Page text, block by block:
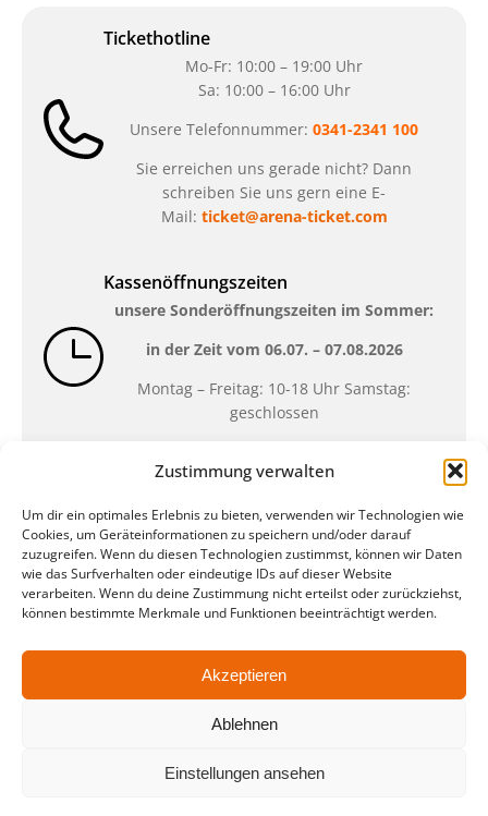
Zustimmung verwalten
Um dir ein optimales Erlebnis zu bieten, verwenden wir Technologien wie
Cookies, um Geräteinformationen zu speichern und/oder darauf
zuzugreifen. Wenn du diesen Technologien zustimmst, können wir Daten
wie das Surfverhalten oder eindeutige IDs auf dieser Website
verarbeiten. Wenn du deine Zustimmung nicht erteilst oder zurückziehst,
können bestimmte Merkmale und Funktionen beeinträchtigt werden.
Akzeptieren
Ablehnen
Einstellungen ansehen
Tickethotline
Mo-Fr: 10:00 – 19:00 Uhr
Sa: 10:00 – 16:00 Uhr
Unsere Telefonnummer: 0341-2341 100
Sie erreichen uns gerade nicht? Dann
schreiben Sie uns gern eine E-
Mail: ticket@arena-ticket.com
Kassenöffnungszeiten
unsere Sonderöffnungszeiten im Sommer:
in der Zeit vom 06.07. – 07.08.2026
Montag – Freitag: 10-18 Uhr Samstag:
geschlossen
QUARTERBACK Immobilien ARENA
Am Sportforum 2, 04105 Leipzig
Sie erreichen uns mit dem Öffentlichen
Nahverkehr: Straßenbahn Linien 3, 4, 7, 8, 15
Parken ist während des Ticketkaufs möglich.